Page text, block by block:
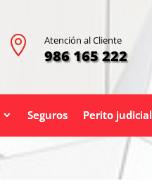
 Atención al Cliente
986 165 222
Seguros Perito judicial